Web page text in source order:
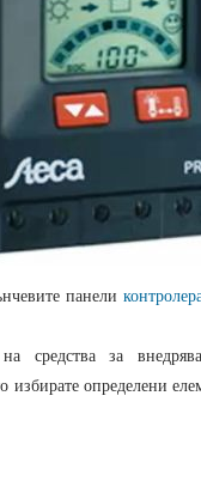
панели
средства за
избирате определени